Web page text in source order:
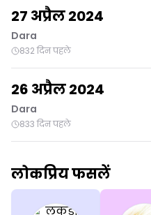
27 अप्रैल 2024
Dara
832 दिन पहले
26 अप्रैल 2024
Dara
833 दिन पहले
लोकप्रिय फसलें